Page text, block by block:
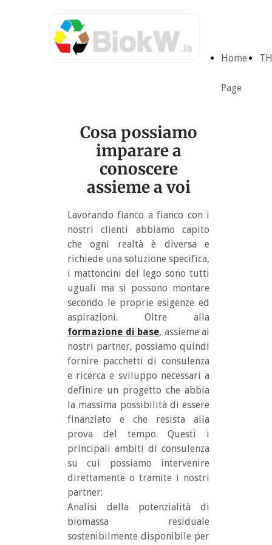
Home
Page
Cosa possiamo
imparare a
conoscere
assieme a voi
Lavorando fianco a fianco con i
nostri clienti abbiamo capito
che ogni realtà è diversa e
richiede una soluzione specifica,
i mattoncini del lego sono tutti
uguali ma si possono montare
secondo le proprie esigenze ed
aspirazioni. Oltre alla
formazione di base, assieme ai
nostri partner, possiamo quindi
fornire pacchetti di consulenza
e ricerca e sviluppo necessari a
definire un progetto che abbia
la massima possibilità di essere
finanziato e che resista alla
prova del tempo. Questi i
principali ambiti di consulenza
su cui possiamo intervenire
direttamente o tramite i nostri
partner:
Analisi della potenzialità di
biomassa residuale
sostenibilmente disponibile per